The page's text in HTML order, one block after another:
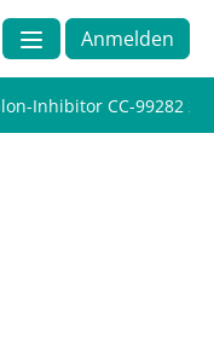
Anmelden
Inhibitor CC-99282